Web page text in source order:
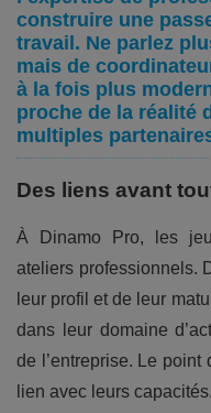
construire une
travail. Ne parlez
mais de
à la fois plus
proche de la réalité
multiples
Des liens avant
À Dinamo Pro, les
ateliers professionnels.
leur profil et de leur
dans leur domaine
de l’entreprise. Le
lien avec leurs capacités.